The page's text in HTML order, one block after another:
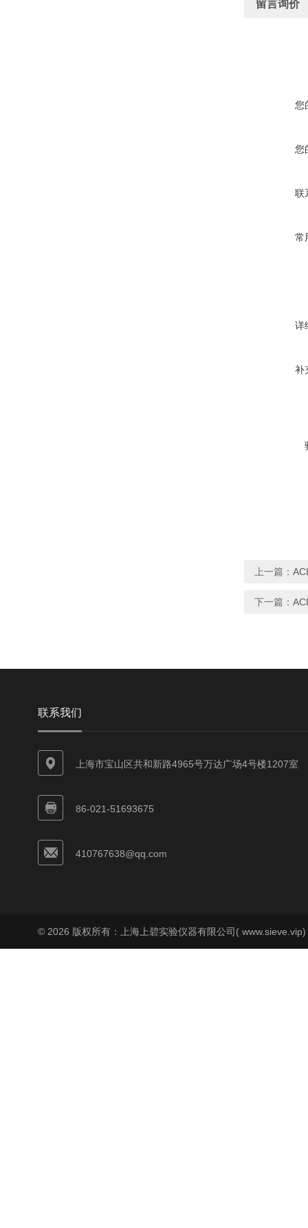
留言询价
您
您
联
常
详
补
上一篇：
下一篇：
联系我们
上海市宝山区共和新路4965号万达广场4号楼1207室
86-021-51693675
410767638@qq.com
© 2026 版权所有：上海上碧实验仪器有限公司(